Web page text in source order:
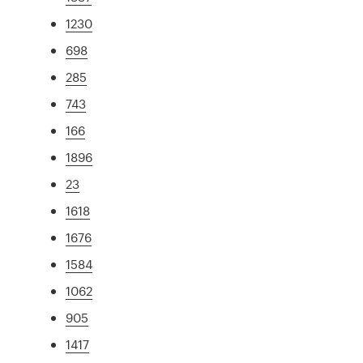
1230
698
285
743
166
1896
23
1618
1676
1584
1062
905
1417